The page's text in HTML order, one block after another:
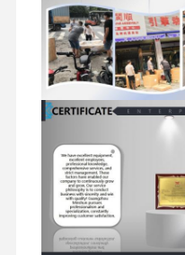
suku cadang ekskavator